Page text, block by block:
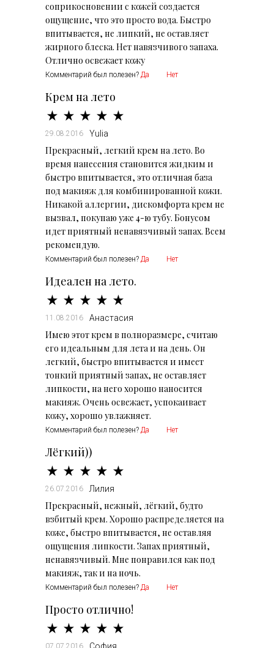
соприкосновении с кожей создается
ощущение, что это просто вода. Быстро
впитывается, не липкий, не оставляет
жирного блеска. Нет навязчивого запаха.
Отлично освежает кожу
Комментарий был полезен? Да Нет
Крем на лето
29.08.2016 Yulia
Прекрасный, легкий крем на лето. Во
время нанесения становится жидким и
быстро впитывается, это отличная база
под макияж для комбинированной кожи.
Никакой аллергии, дискомфорта крем не
вызвал, покупаю уже 4-ю тубу. Бонусом
идет приятный ненавязчивый запах. Всем
рекомендую.
Комментарий был полезен? Да Нет
Идеален на лето.
11.08.2016 Анастасия
Имею этот крем в полноразмере, считаю
его идеальным для лета и на день. Он
легкий, быстро впитывается и имеет
тонкий приятный запах, не оставляет
липкости, на него хорошо наносится
макияж. Очень освежает, успокаивает
кожу, хорошо увлажняет.
Комментарий был полезен? Да Нет
Лёгкий))
26.07.2016 Лилия
Прекрасный, нежный, лёгкий, будто
взбитый крем. Хорошо распределяется на
коже, быстро впитывается, не оставляя
ощущения липкости. Запах приятный,
ненавязчивый. Мне понравился как под
макияж, так и на ночь.
Комментарий был полезен? Да Нет
Просто отлично!
07.07.2016